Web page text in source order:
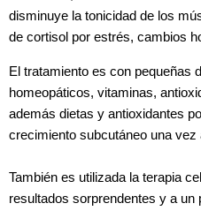
disminuye la tonicidad de los
de cortisol por estrés, cambios
El tratamiento es con pequeñas
homeopáticos, vitaminas,
además dietas y antioxidantes
crecimiento subcutáneo una vez
También es utilizada la terapia
resultados sorprendentes y a un